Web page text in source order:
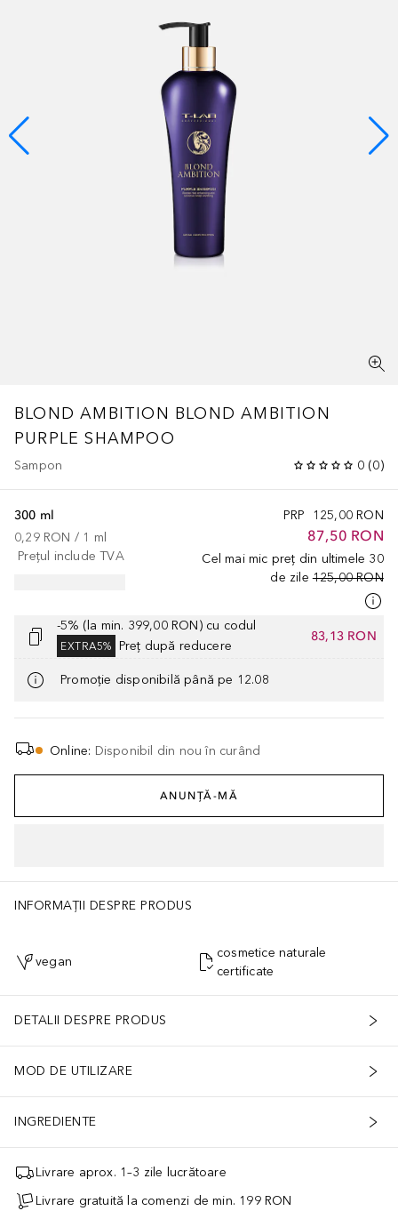
BLOND AMBITION BLOND AMBITION
PURPLE SHAMPOO
Sampon 0 (0)
PRP 125,00 RON
87,50 RON
Cel mai mic preț din ultimele 30
de zile 125,00 RON
300 ml
0,29 RON / 1 ml
Prețul include TVA
-5% (la min. 399,00 RON) cu codul
EXTRA5% Preț după reducere
83,13 RON
Promoție disponibilă până pe 12.08
Online: Disponibil din nou în curând
ANUNȚĂ-MĂ
INFORMAȚII DESPRE PRODUS
vegan
cosmetice naturale
certificate
DETALII DESPRE PRODUS
MOD DE UTILIZARE
INGREDIENTE
Livrare aprox. 1–3 zile lucrătoare
Livrare gratuită la comenzi de min. 199 RON